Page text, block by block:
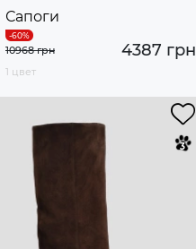
Сапоги
4387 грн
10968 грн
1 цвет